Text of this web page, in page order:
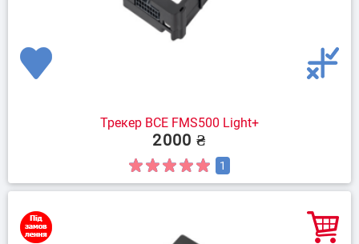
Трекер BCE FMS500 Light+
2000 ₴
1